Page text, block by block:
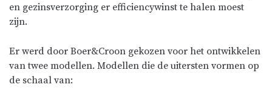
en gezinsverzorging er efficiencywinst te halen moest
zijn.
Er werd door Boer&Croon gekozen voor het ontwikkelen
van twee modellen. Modellen die de uitersten vormen op
de schaal van: